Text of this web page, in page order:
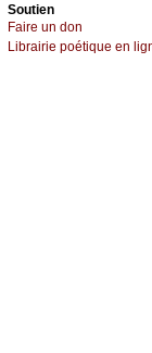
Sоutien
Fаirе un dоn
Librairiе pоétique en